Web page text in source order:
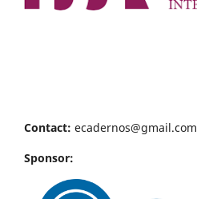
Contact: ecadernos@gmail.com
Sponsor: